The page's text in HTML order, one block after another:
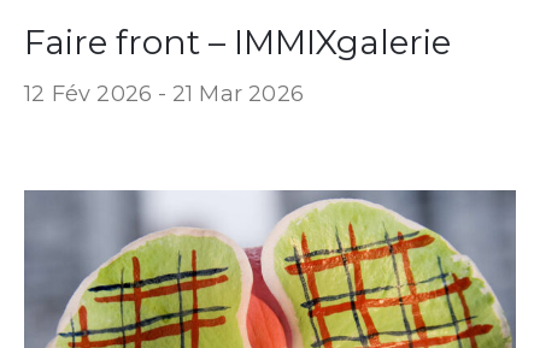
Faire front – IMMIXgalerie
12 Fév 2026 - 21 Mar 2026